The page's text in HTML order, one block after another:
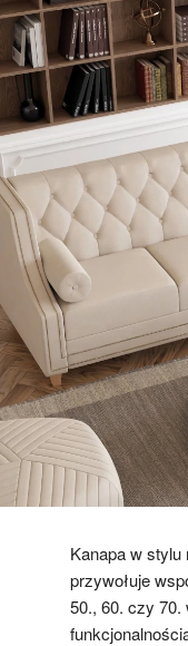
Kanapa w
przywołuje
50., 60. czy